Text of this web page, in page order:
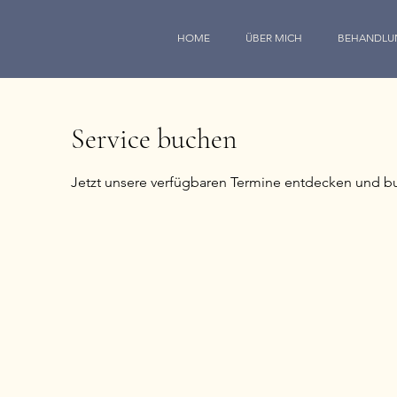
HOME ÜBER MICH
Service buchen
Jetzt unsere verfügbaren Termine entdecken und